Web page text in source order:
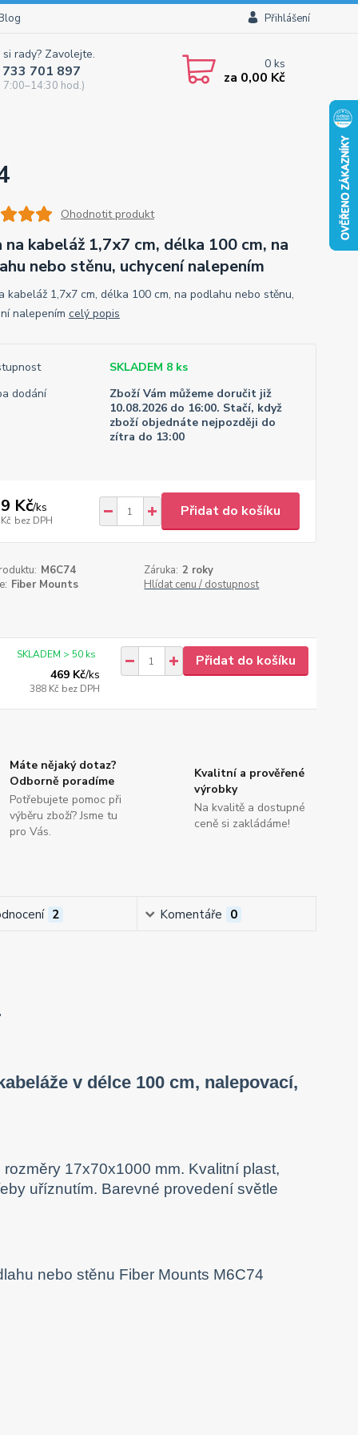
Přihlášení
rady? Zavolejte.
701 897
7:00–14:30 hod.)
0ks
za 0,00 Kč
Ohodnotit produkt
kabeláž 1,7x7 cm, délka 100 cm, na
nebo stěnu, uchycení nalepením
kabeláž 1,7x7 cm, délka 100 cm, na podlahu nebo stěnu,
nalepením celý popis
SKLADEM 8 ks
dodání
Zboží Vám můžeme doručit již
10.08.2026 do 16:00. Stačí, když
zboží objednáte nejpozději do
zítra do 13:00
Kč/ks
bez DPH
Přidat do košíku
M6C74 Záruka: 2 roky
Fiber Mounts Hlídat cenu / dostupnost
469 Kč/ks
388 Kč bez DPH
SKLADEM > 50 ks Přidat do košíku
Máte nějaký dotaz?
Odborně poradíme
Potřebujete pomoc při
výběru zboží? Jsme tu
pro Vás.
Kvalitní a prověřené
výrobky
Na kvalitě a dostupné
ceně si zakládáme!
2 Komentáře 0
v délce 100 cm, nalepovací,
17x70x1000 mm. Kvalitní plast,
uříznutím. Barevné provedení světle